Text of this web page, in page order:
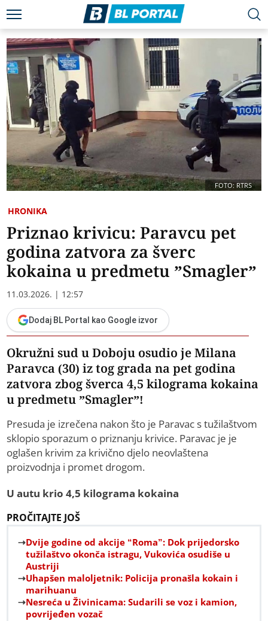
FOTO: RTRS
HRONIKA
Priznao krivicu: Paravcu pet
godina zatvora za šverc
kokaina u predmetu ”Smagler”
11.03.2026. | 12:57
Dodaj BL Portal kao Google izvor
Okružni sud u Doboju osudio je Milana
Paravca (30) iz tog grada na pet godina
zatvora zbog šverca 4,5 kilograma kokaina
u predmetu ”Smagler”!
Presuda je izrečena nakon što je Paravac s tužilaštvom
sklopio sporazum o priznanju krivice. Paravac je je
oglašen krivim za krivično djelo neovlaštena
proizvodnja i promet drogom.
U autu krio 4,5 kilograma kokaina
PROČITAJTE JOŠ
Dvije godine od akcije “Roma”: Dok prijedorsko
tužilaštvo okonča istragu, Vukovića osudiše u
Austriji
Uhapšen maloljetnik: Policija pronašla kokain i
marihuanu
Nesreća u Živinicama: Sudarili se voz i kamion,
povrijeđen vozač